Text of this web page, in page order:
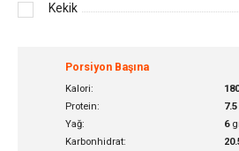
Kekik
Porsiyon Başına
Kalori: 180
Protein:
7.5
Yağ:
6
Karbonhidrat: